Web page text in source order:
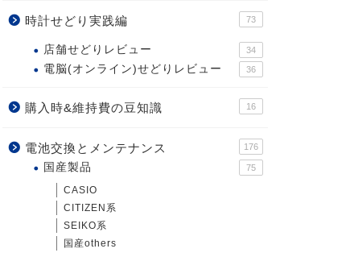
時計せどり実践編 73
店舗せどりレビュー 34
電脳(オンライン)せどりレビュー 36
購入時&維持費の豆知識 16
電池交換とメンテナンス 176
国産製品 75
CASIO
CITIZEN系
SEIKO系
国産others